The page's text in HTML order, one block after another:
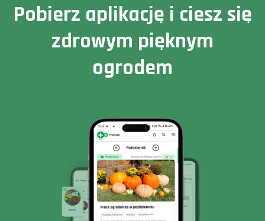
Pobierz aplikację i ciesz się
zdrowym pięknym
ogrodem